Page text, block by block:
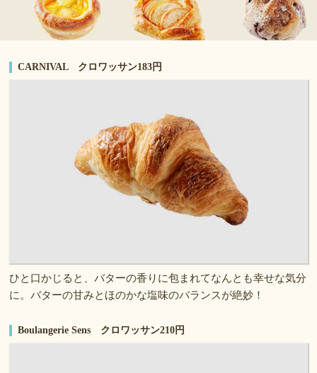
CARNIVAL クロワッサン183円
ひと口かじると、バターの香りに包まれてなんとも幸せな気分
に。バターの甘みとほのかな塩味のバランスが絶妙！
Boulangerie Sens クロワッサン210円